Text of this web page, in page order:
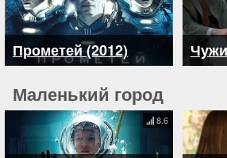
Прометей (2012)
Маленький город
8.6